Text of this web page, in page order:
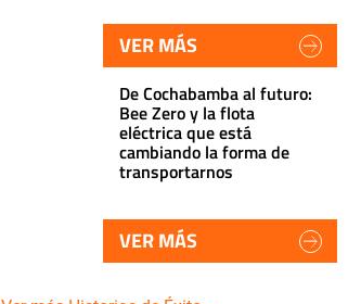
VER MÁS
De Cochabamba al futuro:
Bee Zero y la flota
eléctrica que está
cambiando la forma de
transportarnos
VER MÁS